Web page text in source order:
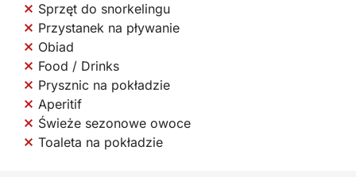
Sprzęt do snorkelingu
Przystanek na pływanie
Obiad
Food / Drinks
Prysznic na pokładzie
Aperitif
Świeże sezonowe owoce
Toaleta na pokładzie